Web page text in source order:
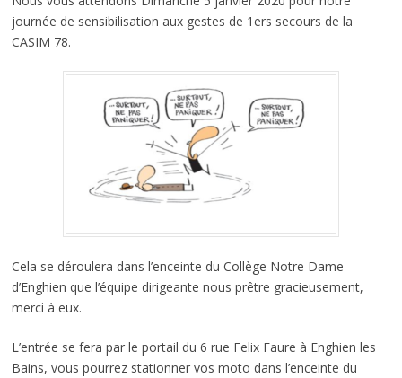
journée de sensibilisation aux gestes de 1ers secours de la
CASIM 78.
Cela se déroulera dans l’enceinte du Collège Notre Dame
d’Enghien que l’équipe dirigeante nous prêtre gracieusement,
merci à eux.
L’entrée se fera par le portail du 6 rue Felix Faure à Enghien les
Bains, vous pourrez stationner vos moto dans l’enceinte du